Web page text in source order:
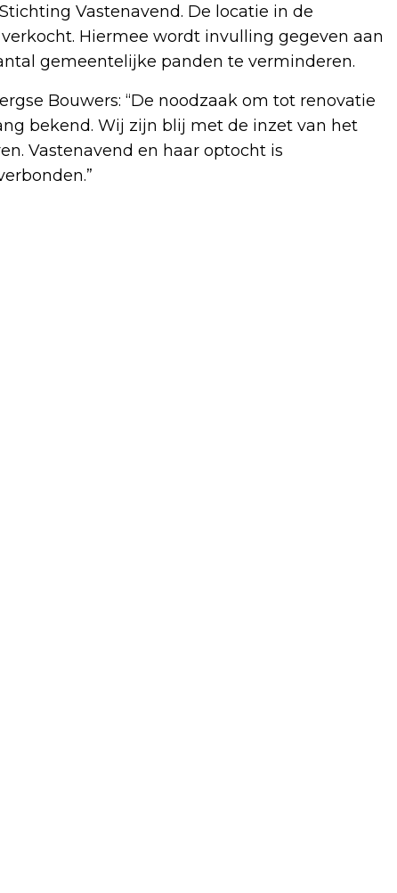
Vastenavend. De locatie in de
Hiermee wordt invulling gegeven aan
gemeentelijke panden te verminderen.
Bouwers: “De noodzaak om tot renovatie
bekend. Wij zijn blij met de inzet van het
Vastenavend en haar optocht is